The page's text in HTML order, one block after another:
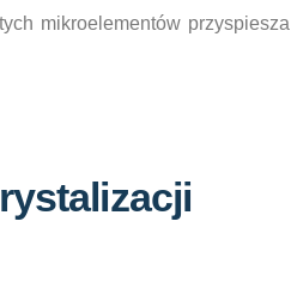
mikroelementów przyspiesza